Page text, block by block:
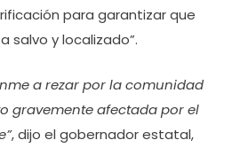
para garantizar que
salvo y localizado”.
a rezar por la comunidad
gravemente afectada por el
, dijo el gobernador estatal,